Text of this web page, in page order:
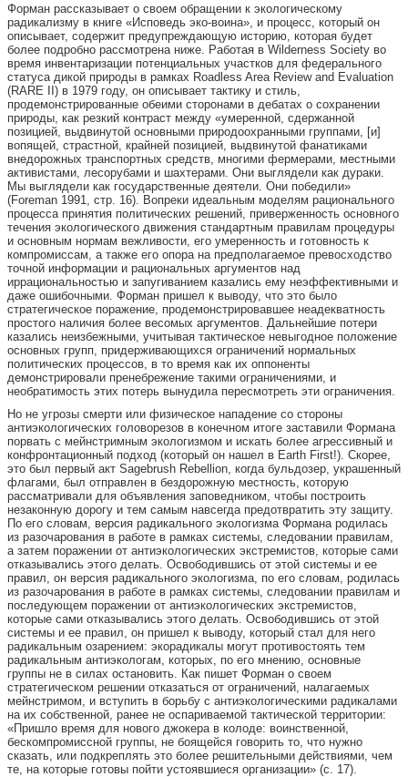
Форман рассказывает о своем обращении к экологическому
радикализму в книге «Исповедь эко-воина», и процесс, который он
описывает, содержит предупреждающую историю, которая будет
более подробно рассмотрена ниже. Работая в Wilderness Society во
время инвентаризации потенциальных участков для федерального
статуса дикой природы в рамках Roadless Area Review and Evaluation
(RARE II) в 1979 году, он описывает тактику и стиль,
продемонстрированные обеими сторонами в дебатах о сохранении
природы, как резкий контраст между «умеренной, сдержанной
позицией, выдвинутой основными природоохранными группами, [и]
вопящей, страстной, крайней позицией, выдвинутой фанатиками
внедорожных транспортных средств, многими фермерами, местными
активистами, лесорубами и шахтерами. Они выглядели как дураки.
Мы выглядели как государственные деятели. Они победили»
(Foreman 1991, стр. 16). Вопреки идеальным моделям рационального
процесса принятия политических решений, приверженность основного
течения экологического движения стандартным правилам процедуры
и основным нормам вежливости, его умеренность и готовность к
компромиссам, а также его опора на предполагаемое превосходство
точной информации и рациональных аргументов над
иррациональностью и запугиванием казались ему неэффективными и
даже ошибочными. Форман пришел к выводу, что это было
стратегическое поражение, продемонстрировавшее неадекватность
простого наличия более весомых аргументов. Дальнейшие потери
казались неизбежными, учитывая тактическое невыгодное положение
основных групп, придерживающихся ограничений нормальных
политических процессов, в то время как их оппоненты
демонстрировали пренебрежение такими ограничениями, и
необратимость этих потерь вынудила пересмотреть эти ограничения.
Но не угрозы смерти или физическое нападение со стороны
антиэкологических головорезов в конечном итоге заставили Формана
порвать с мейнстримным экологизмом и искать более агрессивный и
конфронтационный подход (который он нашел в Earth First!). Скорее,
это был первый акт Sagebrush Rebellion, когда бульдозер, украшенный
флагами, был отправлен в бездорожную местность, которую
рассматривали для объявления заповедником, чтобы построить
незаконную дорогу и тем самым навсегда предотвратить эту защиту.
По его словам, версия радикального экологизма Формана родилась
из разочарования в работе в рамках системы, следовании правилам,
а затем поражении от антиэкологических экстремистов, которые сами
отказывались этого делать. Освободившись от этой системы и ее
правил, он версия радикального экологизма, по его словам, родилась
из разочарования в работе в рамках системы, следовании правилам и
последующем поражении от антиэкологических экстремистов,
которые сами отказывались этого делать. Освободившись от этой
системы и ее правил, он пришел к выводу, который стал для него
радикальным озарением: экорадикалы могут противостоять тем
радикальным антиэкологам, которых, по его мнению, основные
группы не в силах остановить. Как пишет Форман о своем
стратегическом решении отказаться от ограничений, налагаемых
мейнстримом, и вступить в борьбу с антиэкологическими радикалами
на их собственной, ранее не оспариваемой тактической территории:
«Пришло время для нового джокера в колоде: воинственной,
бескомпромиссной группы, не боящейся говорить то, что нужно
сказать, или подкреплять это более решительными действиями, чем
те, на которые готовы пойти устоявшиеся организации» (с. 17).